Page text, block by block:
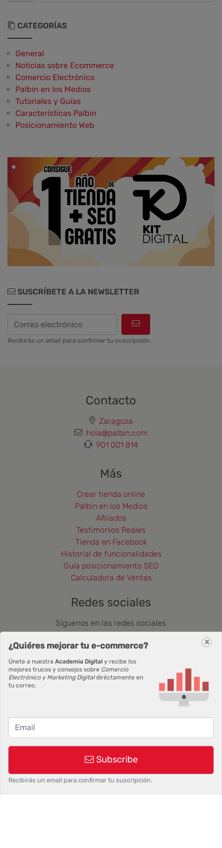
¿Quiéres mejorar tu e-commerce? x
Únete a nuestra Academia Digital y recibe los
mejores trucos y consejos sobre Comercio
Electrónico y Marketing Digitaldiréctamente en
tu correo.
Subscribe
Recibirás un email para confirmar tu suscripción.
CATEGORÍAS
General
Noticias sobre Ecommerce
Comercio Electrónico
Palbin en los Medios
Tutoriales y Guías
Características Palbin
Posicionamiento Web
Aplicaciones y Herramientas
Testimonios y Opiniones de Palbin.com
Diseño web y UX
SUSCRÍBETE A LA NEWSLETTER
Recibirás un email para confirmar tu suscripción.
Contacto
Zaragoza
hola@palbin.com
901 001 814
Más
Crear tienda online
Palbin en los Medios
Afiliados
Testimonios Reales
Tienda en Facebook
Historial de funcionalidades
Guía posicionamiento SEO
Calculadora de Ventas
Redes sociales
Síguenos en las redes sociales
Newsletter
Suscribirse